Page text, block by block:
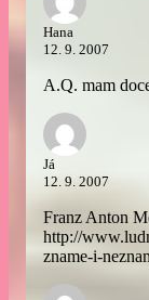
Hana
12. 9. 2007
A.Q. mam
Já
12. 9. 2007
Franz Anton
http://
zname-i-